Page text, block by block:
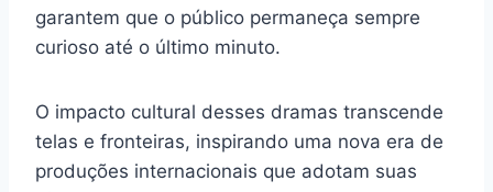
garantem que o público permaneça sempre
curioso até o último minuto.
O impacto cultural desses dramas transcende
telas e fronteiras, inspirando uma nova era de
produções internacionais que adotam suas